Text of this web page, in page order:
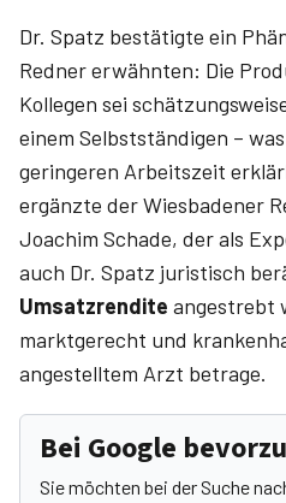
Dr. Spatz bestätigte ein
Redner erwähnten: Die
Kollegen sei
einem Selbstständigen –
geringeren Arbeitszeit
ergänzte der Wiesbadener
Joachim Schade, der als
auch Dr. Spatz juristisch
Umsatzrendite angestrebt
marktgerecht und
angestelltem Arzt betrage.
Bei Google
Sie möchten bei der Suche